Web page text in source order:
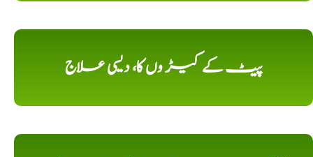
پیٹ کے کیڑ وں کا، دیسی علاج